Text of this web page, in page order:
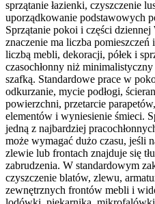
sprzątanie łazienki, czyszczenie
uporządkowanie podstawowych
Sprzątanie pokoi i części
znaczenie ma liczba
liczbą mebli, dekoracji, półek i
czasochłonny niż
szafką. Standardowe prace w
odkurzanie, mycie podłogi,
powierzchni, przetarcie
elementów i wyniesienie śmieci.
jedną z najbardziej
może wymagać dużo czasu, jeśli
zlewie lub frontach znajduje się
zabrudzenia. W standardowym
czyszczenie blatów, zlewu,
zewnętrznych frontów mebli i